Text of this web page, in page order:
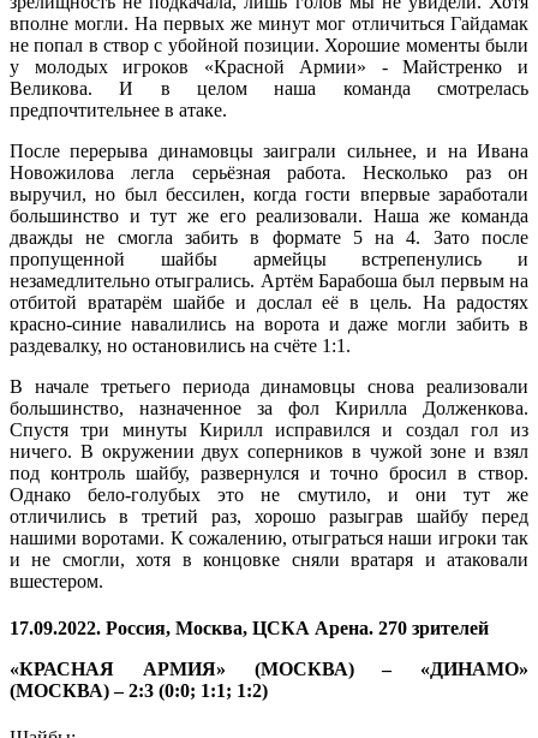
вполне могли. На первых же минут мог отличиться Гайдамак
не попал в створ с убойной позиции. Хорошие моменты были
у молодых игроков «Красной Армии» - Майстренко и
Великова. И в целом наша команда смотрелась
предпочтительнее в атаке.
После перерыва динамовцы заиграли сильнее, и на Ивана
Новожилова легла серьёзная работа. Несколько раз он
выручил, но был бессилен, когда гости впервые заработали
большинство и тут же его реализовали. Наша же команда
дважды не смогла забить в формате 5 на 4. Зато после
пропущенной шайбы армейцы встрепенулись и
незамедлительно отыгрались. Артём Барабоша был первым на
отбитой вратарём шайбе и дослал её в цель. На радостях
красно-синие навалились на ворота и даже могли забить в
раздевалку, но остановились на счёте 1:1.
В начале третьего периода динамовцы снова реализовали
большинство, назначенное за фол Кирилла Долженкова.
Спустя три минуты Кирилл исправился и создал гол из
ничего. В окружении двух соперников в чужой зоне и взял
под контроль шайбу, развернулся и точно бросил в створ.
Однако бело-голубых это не смутило, и они тут же
отличились в третий раз, хорошо разыграв шайбу перед
нашими воротами. К сожалению, отыграться наши игроки так
и не смогли, хотя в концовке сняли вратаря и атаковали
вшестером.
17.09.2022. Россия, Москва, ЦСКА Арена. 270 зрителей
«КРАСНАЯ АРМИЯ» (МОСКВА) – «ДИНАМО»
(МОСКВА) – 2:3 (0:0; 1:1; 1:2)